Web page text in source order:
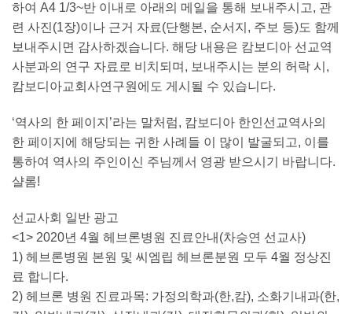
하여 A4 1/3~반 이내로 아래의 메일을 통해 보내주시고, 관
련 사진(1장)이나 근거 자료(단행본, 순서지, 주보 등)도 함께
보내주시면 감사하겠습니다. 해당 내용은 캄보디아 선교역
사분과의 연구 자료로 비치되며, 보내주시는 분의 허락 시,
캄보디아교회사연구원에도 게시될 수 있습니다.
‘역사의 한 페이지’라는 말처럼, 캄보디아 한인선교역사의
한 페이지에 해당되는 귀한 사례들 이 많이 발굴되고, 이를
통하여 역사의 주인이신 주님께서 영광 받으시기 바랍니다.
샬롬!
선교사회 일반 광고
<1> 2020년 4월 헤브론병원 진료안내(차승연 선교사)
1) 헤브론병원 본원 및 씨엠립 헤브론분원 모두 4월 정상진
료 합니다.
2) 헤브론 병원 진료과목: 가정의학과(한,캄), 소화기내과(한,